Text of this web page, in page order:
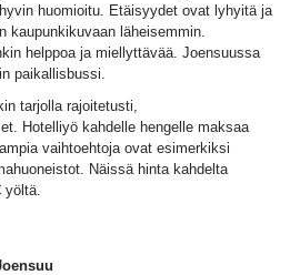
huomioitu. Etäisyydet ovat lyhyitä ja
kaupunkikuvaan läheisemmin.
helppoa ja miellyttävää. Joensuussa
paikallisbussi.
tarjolla rajoitetusti,
Hotelliyö kahdelle hengelle maksaa
vaihtoehtoja ovat esimerkiksi
Näissä hinta kahdelta